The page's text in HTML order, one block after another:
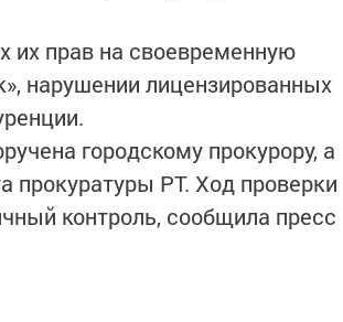
их прав на своевременную
нарушении лицензированных
городскому прокурору, а
прокуратуры РТ. Ход проверки
контроль, сообщила пресс